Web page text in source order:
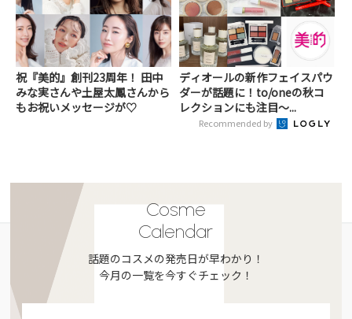
祝『美的』創刊23周年！ 田中
みな実さんや土屋太鳳さんから
もお祝いメッセージが♡
ディオールの新作フェイスパウ
ダーが話題に！to/oneの秋コ
レクションにも注目～...
Recommended by
Cosme
Calendar
話題のコスメの発売日が早わかり！
今月の一覧を今すぐチェック！